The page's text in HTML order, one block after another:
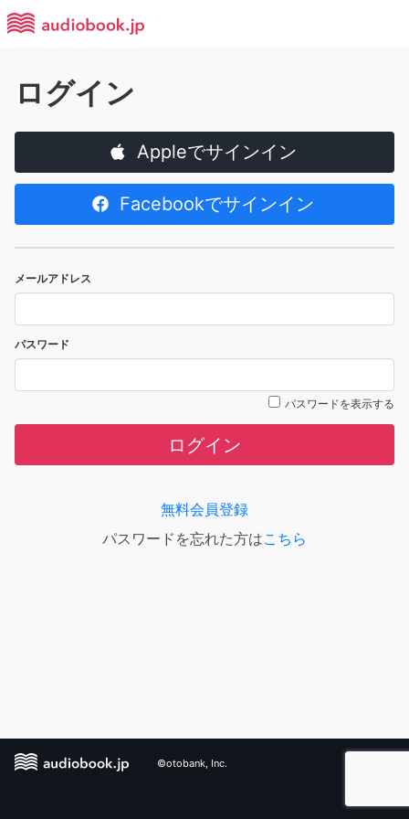
ログイン
Appleでサインイン
Facebookでサインイン
メールアドレス
パスワード
パスワードを表示する
ログイン
無料会員登録
パスワードを忘れた方はこちら
©otobank, Inc.